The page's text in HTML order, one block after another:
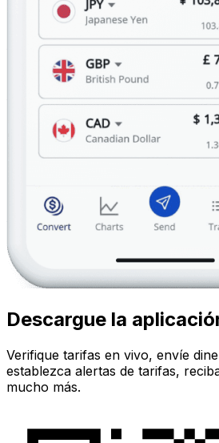
Descargue la
Verifique tarifas en vivo, envíe
establezca alertas de tarifas,
mucho más.